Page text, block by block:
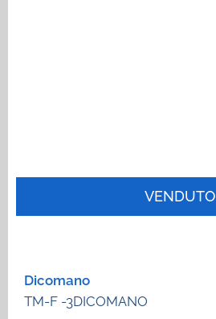
VENDUTO
Dicomano
TM-F -3DICOMANO